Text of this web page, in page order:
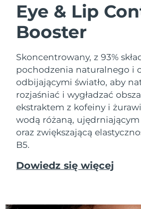
Eye & Lip
Booster
Skoncentrowany, z 93%
pochodzenia naturalnego i
odbijającymi światło, aby
rozjaśniać i wygładzać
ekstraktem z kofeiny i
wodą różaną,
oraz zwiększającą
B5.
Dowiedz się więcej